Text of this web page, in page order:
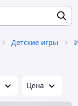
Детские игры
Цена